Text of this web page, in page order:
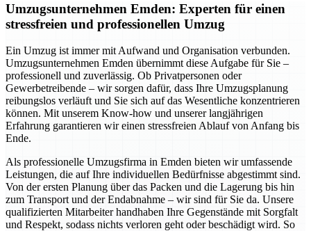
Umzugsunternehmen Emden: Experten für einen
stressfreien und professionellen Umzug
Ein Umzug ist immer mit Aufwand und Organisation verbunden.
Umzugsunternehmen Emden übernimmt diese Aufgabe für Sie –
professionell und zuverlässig. Ob Privatpersonen oder
Gewerbetreibende – wir sorgen dafür, dass Ihre Umzugsplanung
reibungslos verläuft und Sie sich auf das Wesentliche konzentrieren
können. Mit unserem Know-how und unserer langjährigen
Erfahrung garantieren wir einen stressfreien Ablauf von Anfang bis
Ende.
Als professionelle Umzugsfirma in Emden bieten wir umfassende
Leistungen, die auf Ihre individuellen Bedürfnisse abgestimmt sind.
Von der ersten Planung über das Packen und die Lagerung bis hin
zum Transport und der Endabnahme – wir sind für Sie da. Unsere
qualifizierten Mitarbeiter handhaben Ihre Gegenstände mit Sorgfalt
und Respekt, sodass nichts verloren geht oder beschädigt wird. So